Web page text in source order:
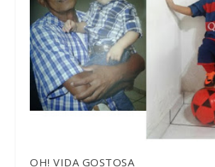
OH! VIDA GOSTOSA